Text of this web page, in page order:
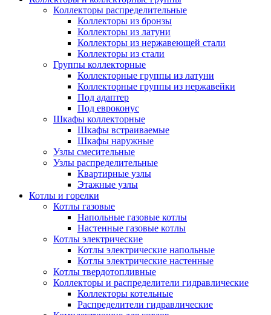
Коллекторы распределительные
Коллекторы из бронзы
Коллекторы из латуни
Коллекторы из нержавеющей стали
Коллекторы из стали
Группы коллекторные
Коллекторные группы из латуни
Коллекторные группы из нержавейки
Под адаптер
Под евроконус
Шкафы коллекторные
Шкафы встраиваемые
Шкафы наружные
Узлы смесительные
Узлы распределительные
Квартирные узлы
Этажные узлы
Котлы и горелки
Котлы газовые
Напольные газовые котлы
Настенные газовые котлы
Котлы электрические
Котлы электрические напольные
Котлы электрические настенные
Котлы твердотопливные
Коллекторы и распределители гидравлические
Коллекторы котельные
Распределители гидравлические